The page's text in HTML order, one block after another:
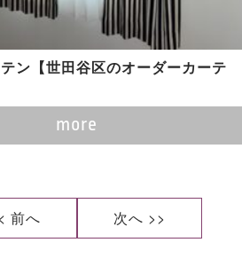
ン【世田谷区のオーダーカーテ
more
前へ 次へ >>